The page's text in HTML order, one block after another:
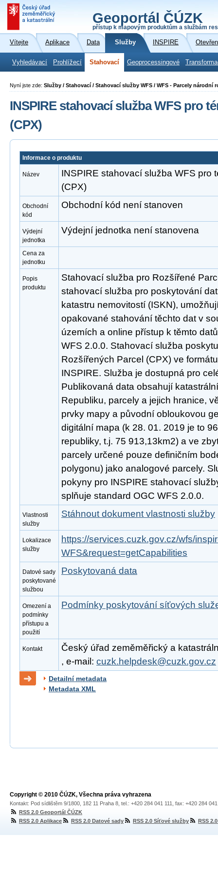
Geoportál ČÚZK
přístup k mapovým produktům a službám
Vítejte Aplikace Data Služby INSPIRE
Vyhledávací Prohlížecí Stahovací Geoprocessingové
Nyní jste zde: Služby / Stahovací / Stahovací služby WFS / WFS - Parcely národní
INSPIRE stahovací služba WFS pro
(CPX)
Informace o produktu
Název
INSPIRE stahovací služba WFS pro
(CPX)
Obchodní
kód
Obchodní kód není stanoven
Výdejní
jednotka
Výdejní jednotka není stanovena
Cena za
jednotku
Popis
produktu
Stahovací služba pro Rozšířené
stahovací služba pro poskytování
katastru nemovitostí (ISKN),
opakované stahování těchto dat v
územích a online přístup k těmto
WFS 2.0.0. Stahovací služba
Rozšířených Parcel (CPX) ve
INSPIRE. Služba je dostupná pro
Publikovaná data obsahují
Republiku, parcely a jejich hranice,
prvky mapy a původní obloukovou
digitální mapa (k 28. 01. 2019 je to
republiky, t.j. 75 913,13km2) a ve
parcely určené pouze definičním
polygonu) jako analogové parcely.
pokyny pro INSPIRE stahovací
splňuje standard OGC WFS 2.0.0.
Vlastnosti
služby
Stáhnout dokument vlastnosti služby
Lokalizace
služby
https://services.cuzk.gov.cz/wfs/
WFS&request=getCapabilities
Datové sady
poskytované
službou
Poskytovaná data
Omezení a
podmínky
přístupu a
použití
Podmínky poskytování síťových
Kontakt
Český úřad zeměměřický a
, e-mail: cuzk.helpdesk@cuzk.gov.cz
Detailní metadata
Metadata XML
Copyright © 2010 ČÚZK, Všechna práva vyhrazena
Kontakt: Pod sídlištěm 9/1800, 182 11 Praha 8, tel.: +420 284 041 111, fax: +420 284
RSS 2.0 Geoportál ČÚZK
RSS 2.0 Aplikace
RSS 2.0 Datové sady RSS 2.0 Síťové služby RSS